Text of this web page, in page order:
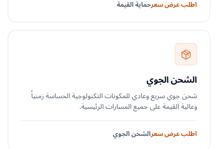
اطلب عرض سعرحماية القيمة
الشحن الجوي
شحن جوي سريع وعادي للمكونات التكنولوجية الحساسة زمنياً
وعالية القيمة على جميع المسارات الرئيسية.
اطلب عرض سعرالشحن الجوي